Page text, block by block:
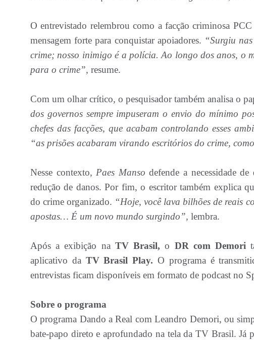
O entrevistado relembrou como a facção criminosa
mensagem forte para conquistar apoiadores. “Surgiu
crime; nosso inimigo é a polícia. Ao longo dos anos, o
para o crime”, resume.
Com um olhar crítico, o pesquisador também analisa o
dos governos sempre impuseram o envio do mínimo
chefes das facções, que acabam controlando esses
“as prisões acabaram virando escritórios do crime,
Nesse contexto, Paes Mansodefende a necessidade
redução de danos. Por fim, o escritor também explica
do crime organizado. “Hoje, você lava bilhões de reais
apostas… É um novo mundo surgindo”, lembra.
Após a exibição na TV Brasil, o DR com Demori
aplicativo da TV Brasil Play. O programa é
entrevistas ficam disponíveis em formato de podcast no
Sobre o programa
O programa Dando a Real com Leandro Demori, ou
bate-papo direto e aprofundado na tela da TV Brasil. Já